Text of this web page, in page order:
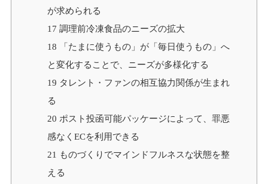
が求められる
17 調理前冷凍食品のニーズの拡大
18 「たまに使うもの」が「毎日使うもの」へ
と変化することで、ニーズが多様化する
19 タレント・ファンの相互協力関係が生まれ
る
20 ポスト投函可能パッケージによって、罪悪
感なくECを利用できる
21 ものづくりでマインドフルネスな状態を整
える